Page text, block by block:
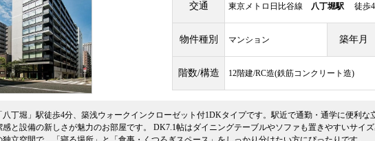
交通 東京メトロ日比谷線 八丁堀駅 徒歩
物件種別 マンション 築年月
階数/構造 12階建/RC造(鉄筋コンクリート造)
八丁堀」駅徒歩4分、築浅ウォークインクローゼット付1DKタイプです。駅近で通勤・通学に便利な
感と設備の新しさが魅力のお部屋です。 DK7.1帖はダイニングテーブルやソファも置きやすいサイ